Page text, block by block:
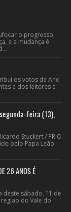
o progresso,
e a mudança é
os votos de Ano
e dos leitores e
feira (13),
Stuckert / PR O
pelo Papa Leão
26 ANOS É
deste sábado, 11 de
do Vale do